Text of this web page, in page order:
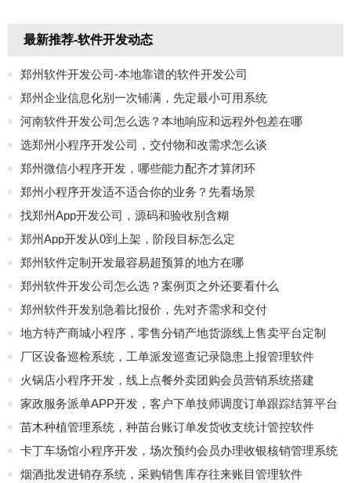
最新推荐-软件开发动态
郑州软件开发公司-本地靠谱的软件开发公司
郑州企业信息化别一次铺满，先定最小可用系统
河南软件开发公司怎么选？本地响应和远程外包差在哪
选郑州小程序开发公司，交付物和改需求怎么谈
郑州微信小程序开发，哪些能力配齐才算闭环
郑州小程序开发适不适合你的业务？先看场景
找郑州App开发公司，源码和验收别含糊
郑州App开发从0到上架，阶段目标怎么定
郑州软件定制开发最容易超预算的地方在哪
郑州软件开发公司怎么选？案例页之外还要看什么
郑州软件开发别急着比报价，先对齐需求和交付
地方特产商城小程序，零售分销产地货源线上售卖平台定制
厂区设备巡检系统，工单派发巡查记录隐患上报管理软件
火锅店小程序开发，线上点餐外卖团购会员营销系统搭建
家政服务派单APP开发，客户下单技师调度订单跟踪结算平台
苗木种植管理系统，种苗台账订单发货收支统计管控软件
卡丁车场馆小程序开发，场次预约会员办理收银核销管理系统
烟酒批发进销存系统，采购销售库存往来账目管理软件